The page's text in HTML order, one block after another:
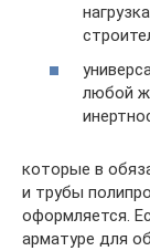
любой
которые в
и трубы
оформляется.
арматуре для